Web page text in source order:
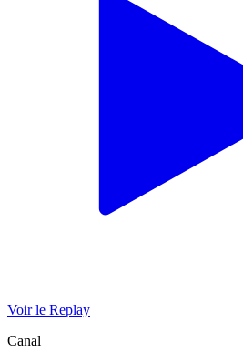
Voir le Replay
Canal